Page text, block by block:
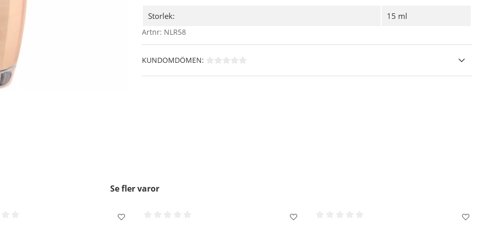
Storlek: 15 ml
Artnr: NLR58
KUNDOMDÖMEN:
Se fler varor